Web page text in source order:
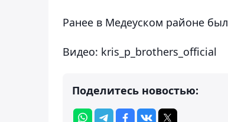
Ранее в Медеуском районе был
Видео: kris_p_brothers_official
Поделитесь новостью: